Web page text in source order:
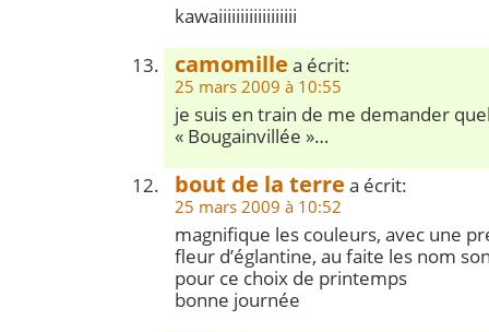
kawaiiiiiiiiiiiiiiiiii
camomille a écrit:
25 mars 2009 à 10:55
je suis en train de me demander
« Bougainvillée »…
bout de la terre a écrit:
25 mars 2009 à 10:52
magnifique les couleurs, avec une
fleur d’églantine, au faite les nom
pour ce choix de printemps
bonne journée